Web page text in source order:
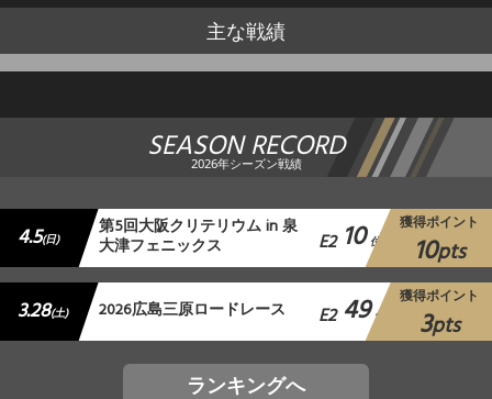
主な戦績
SEASON RECORD
2026年シーズン戦績
4.5(日) 第5回大阪クリテリウム in 泉
大津フェニックス E2 10 位
獲得ポイント
10pts
3.28(土) 2026広島三原ロードレース E2 49 位
獲得ポイント
3pts
ランキングへ